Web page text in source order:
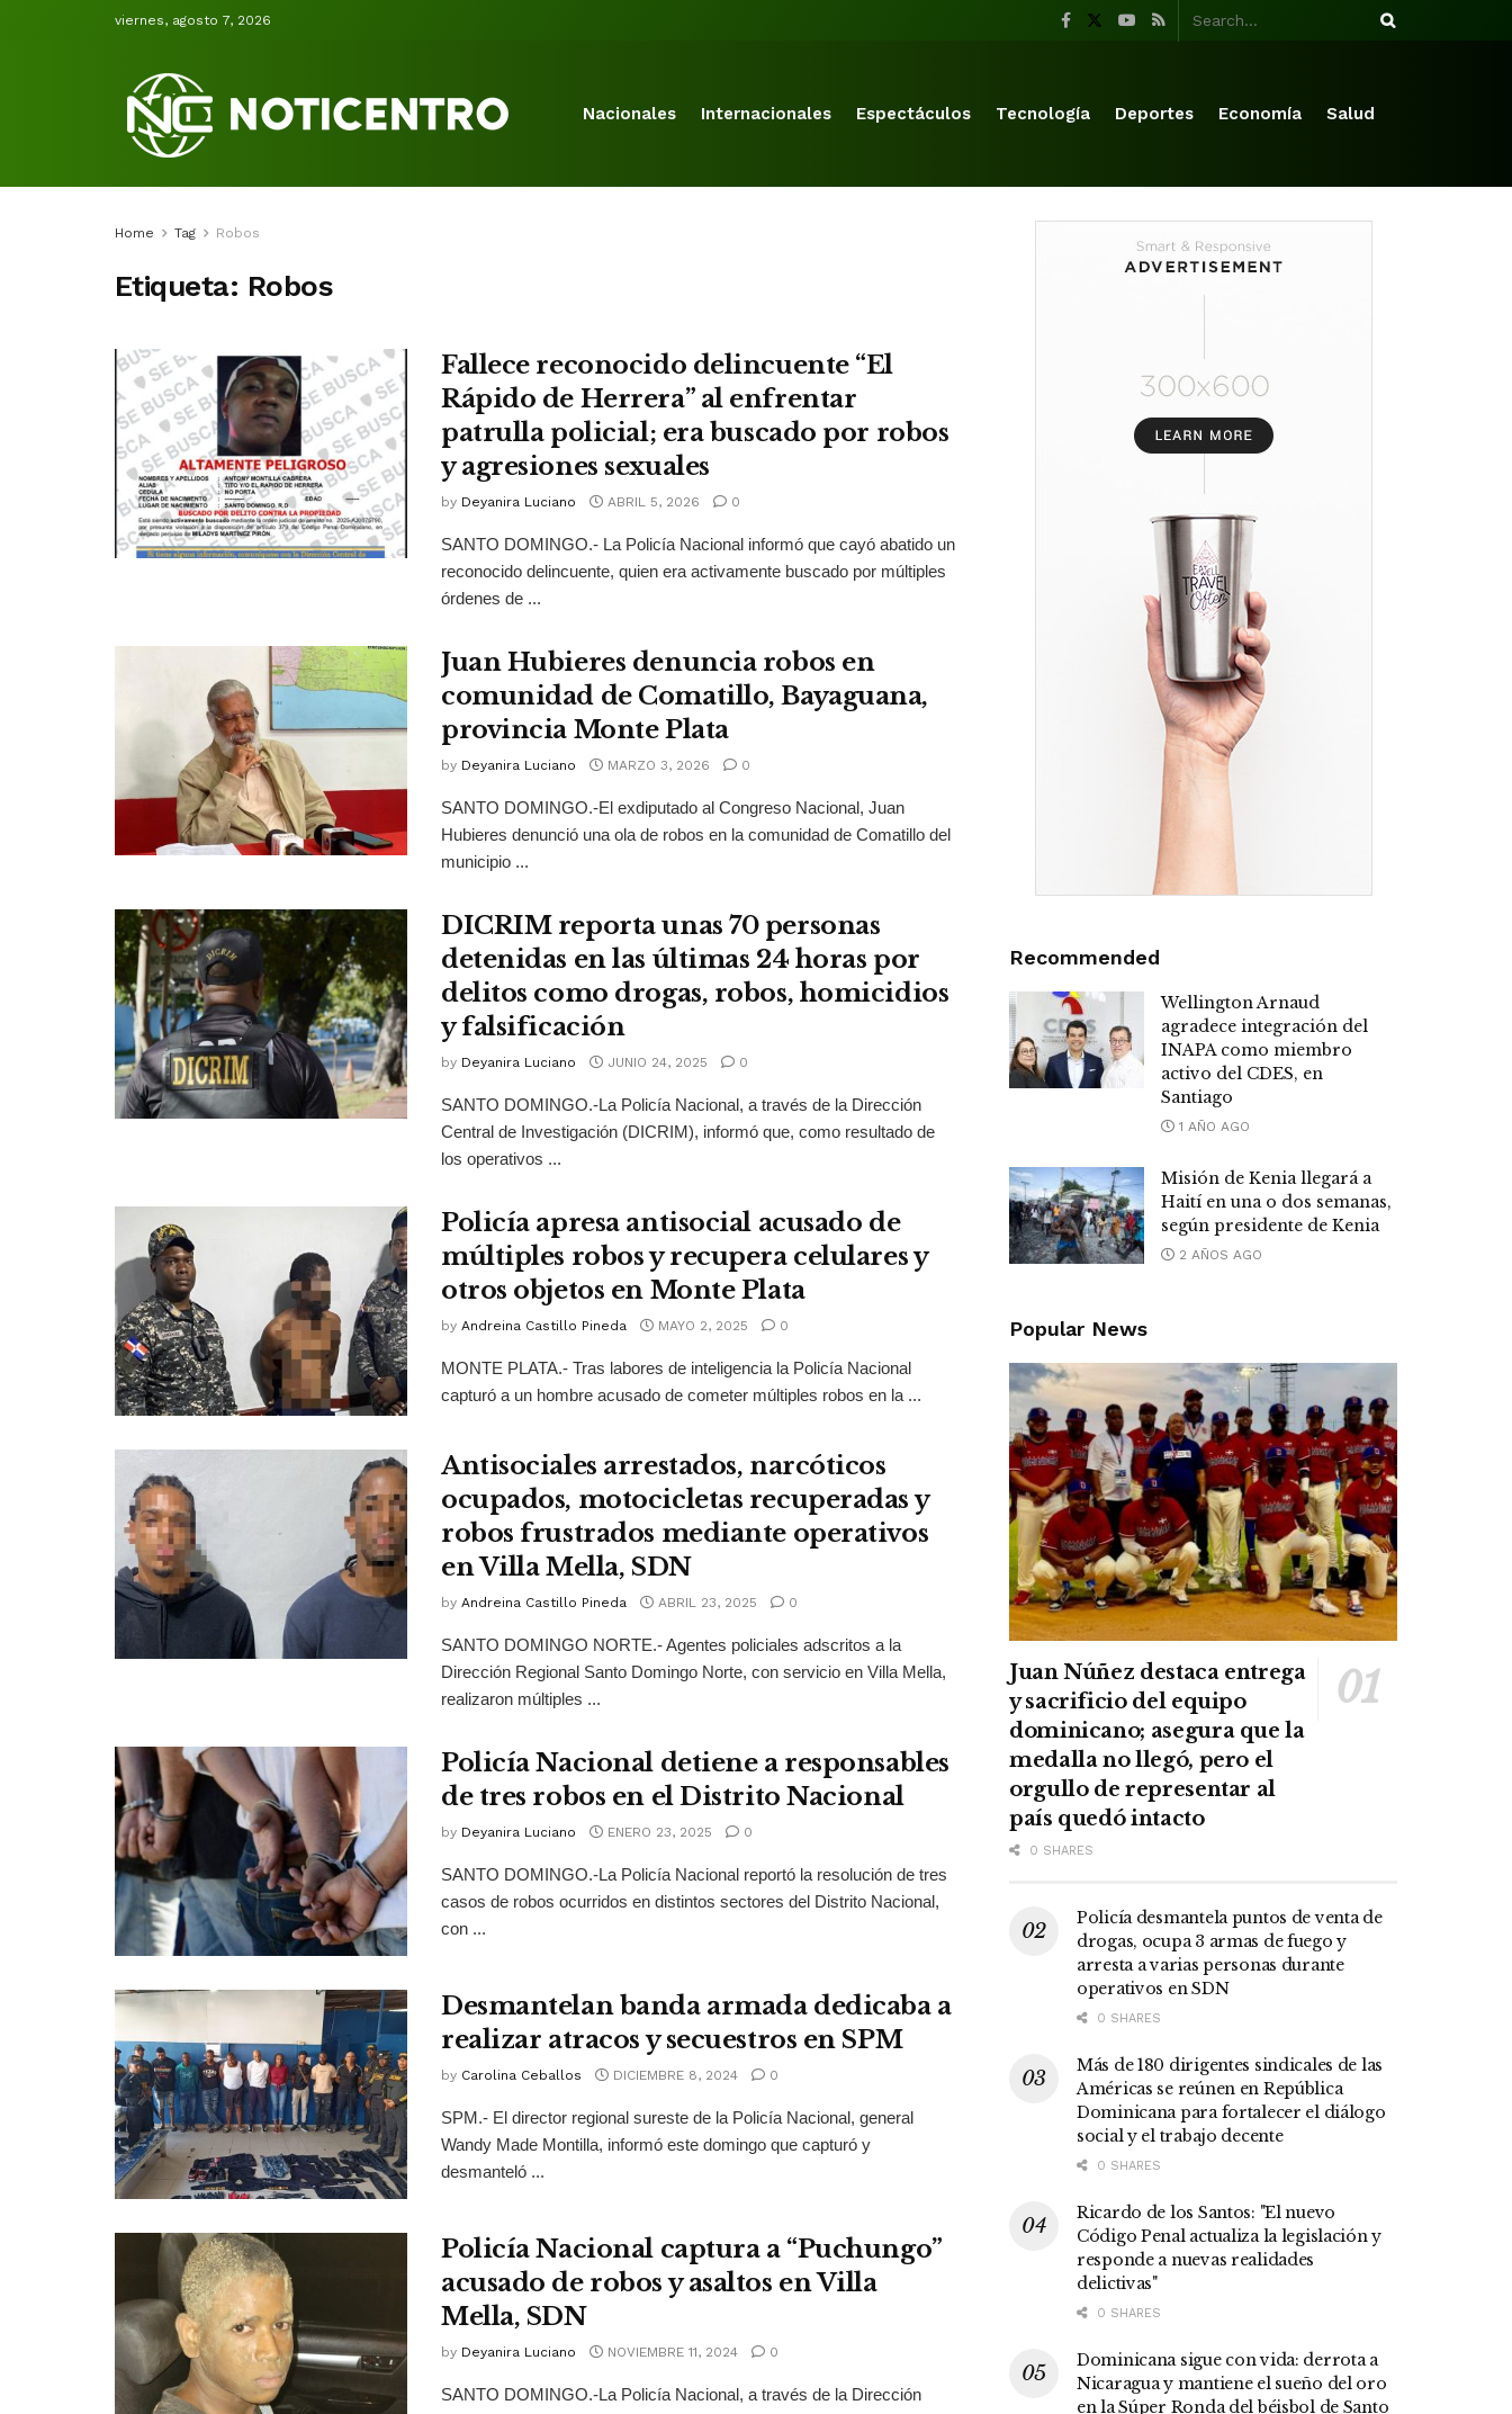
viernes, agosto 7, 2026
Nacionales Internacionales Espectáculos Tecnología Deportes Economía Salud
Home Tag Robos
Etiqueta: Robos
Fallece reconocido delincuente “El
Rápido de Herrera” al enfrentar
patrulla policial; era buscado por robos
y agresiones sexuales
by Deyanira Luciano ABRIL 5, 2026 0
SANTO DOMINGO.- La Policía Nacional informó que cayó abatido un
reconocido delincuente, quien era activamente buscado por múltiples
órdenes de ...
Juan Hubieres denuncia robos en
comunidad de Comatillo, Bayaguana,
provincia Monte Plata
by Deyanira Luciano MARZO 3, 2026 0
SANTO DOMINGO.-El exdiputado al Congreso Nacional, Juan
Hubieres denunció una ola de robos en la comunidad de Comatillo del
municipio ...
DICRIM reporta unas 70 personas
detenidas en las últimas 24 horas por
delitos como drogas, robos, homicidios
y falsificación
by Deyanira Luciano JUNIO 24, 2025 0
SANTO DOMINGO.-La Policía Nacional, a través de la Dirección
Central de Investigación (DICRIM), informó que, como resultado de
los operativos ...
Policía apresa antisocial acusado de
múltiples robos y recupera celulares y
otros objetos en Monte Plata
by Andreina Castillo Pineda MAYO 2, 2025 0
MONTE PLATA.- Tras labores de inteligencia la Policía Nacional
capturó a un hombre acusado de cometer múltiples robos en la ...
Antisociales arrestados, narcóticos
ocupados, motocicletas recuperadas y
robos frustrados mediante operativos
en Villa Mella, SDN
by Andreina Castillo Pineda ABRIL 23, 2025 0
SANTO DOMINGO NORTE.- Agentes policiales adscritos a la
Dirección Regional Santo Domingo Norte, con servicio en Villa Mella,
realizaron múltiples ...
Policía Nacional detiene a responsables
de tres robos en el Distrito Nacional
by Deyanira Luciano ENERO 23, 2025 0
SANTO DOMINGO.-La Policía Nacional reportó la resolución de tres
casos de robos ocurridos en distintos sectores del Distrito Nacional,
con ...
Desmantelan banda armada dedicaba a
realizar atracos y secuestros en SPM
by Carolina Ceballos DICIEMBRE 8, 2024 0
SPM.- El director regional sureste de la Policía Nacional, general
Wandy Made Montilla, informó este domingo que capturó y
desmanteló ...
Policía Nacional captura a “Puchungo”
acusado de robos y asaltos en Villa
Mella, SDN
by Deyanira Luciano NOVIEMBRE 11, 2024 0
SANTO DOMINGO.-La Policía Nacional, a través de la Dirección
Recommended
Wellington Arnaud
agradece integración del
INAPA como miembro
activo del CDES, en
Santiago
1 AÑO AGO
Misión de Kenia llegará a
Haití en una o dos semanas,
según presidente de Kenia
2 AÑOS AGO
Popular News
Juan Núñez destaca entrega
y sacrificio del equipo
dominicano; asegura que la
medalla no llegó, pero el
orgullo de representar al
país quedó intacto
0 SHARES
Policía desmantela puntos de venta de
drogas, ocupa 3 armas de fuego y
arresta a varias personas durante
operativos en SDN
0 SHARES
Más de 180 dirigentes sindicales de las
Américas se reúnen en República
Dominicana para fortalecer el diálogo
social y el trabajo decente
0 SHARES
Ricardo de los Santos: "El nuevo
Código Penal actualiza la legislación y
responde a nuevas realidades
delictivas"
0 SHARES
Dominicana sigue con vida: derrota a
Nicaragua y mantiene el sueño del oro
en la Súper Ronda del béisbol de Santo